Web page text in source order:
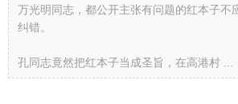
万光明同志，都公开主张有问题的红本子不
纠错。
孔同志竟然把红本子当成圣旨，在高港村 ...